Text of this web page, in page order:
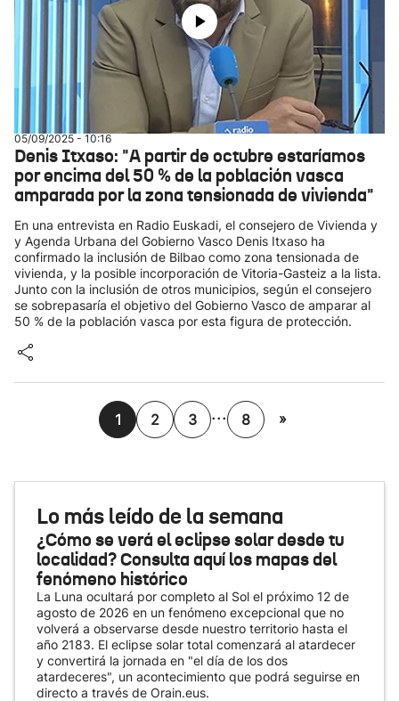
05/09/2025 - 10:16
Denis Itxaso: "A partir de octubre estaríamos
por encima del 50 % de la población vasca
amparada por la zona tensionada de vivienda"
En una entrevista en Radio Euskadi, el consejero de Vivienda y
y Agenda Urbana del Gobierno Vasco Denis Itxaso ha
confirmado la inclusión de Bilbao como zona tensionada de
vivienda, y la posible incorporación de Vitoria-Gasteiz a la lista.
Junto con la inclusión de otros municipios, según el consejero
se sobrepasaría el objetivo del Gobierno Vasco de amparar al
50 % de la población vasca por esta figura de protección.
1 2 3 ... 8 »
Lo más leído de la semana
¿Cómo se verá el eclipse solar desde tu
localidad? Consulta aquí los mapas del
fenómeno histórico
La Luna ocultará por completo al Sol el próximo 12 de
agosto de 2026 en un fenómeno excepcional que no
volverá a observarse desde nuestro territorio hasta el
año 2183. El eclipse solar total comenzará al atardecer
y convertirá la jornada en "el día de los dos
atardeceres", un acontecimiento que podrá seguirse en
directo a través de Orain.eus.